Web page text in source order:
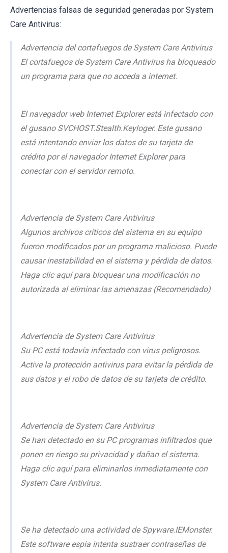
Advertencias falsas de seguridad generadas por System
Care Antivirus:
Advertencia del cortafuegos de System Care Antivirus
El cortafuegos de System Care Antivirus ha bloqueado
un programa para que no acceda a internet.
El navegador web Internet Explorer está infectado con
el gusano SVCHOST.Stealth.Keyloger. Este gusano
está intentando enviar los datos de su tarjeta de
crédito por el navegador Internet Explorer para
conectar con el servidor remoto.
Advertencia de System Care Antivirus
Algunos archivos críticos del sistema en su equipo
fueron modificados por un programa malicioso. Puede
causar inestabilidad en el sistema y pérdida de datos.
Haga clic aquí para bloquear una modificación no
autorizada al eliminar las amenazas (Recomendado)
Advertencia de System Care Antivirus
Su PC está todavía infectado con virus peligrosos.
Active la protección antivirus para evitar la pérdida de
sus datos y el robo de datos de su tarjeta de crédito.
Advertencia de System Care Antivirus
Se han detectado en su PC programas infiltrados que
ponen en riesgo su privacidad y dañan el sistema.
Haga clic aquí para eliminarlos inmediatamente con
System Care Antivirus.
Se ha detectado una actividad de Spyware.IEMonster.
Este software espía intenta sustraer contraseñas de